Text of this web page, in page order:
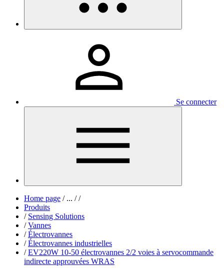
Se connecter
Home page /... / /
Produits
/ Sensing Solutions
/ Vannes
/ Électrovannes
/ Électrovannes industrielles
/ EV220W 10-50 électrovannes 2/2 voies à servocommande
indirecte approuvées WRAS